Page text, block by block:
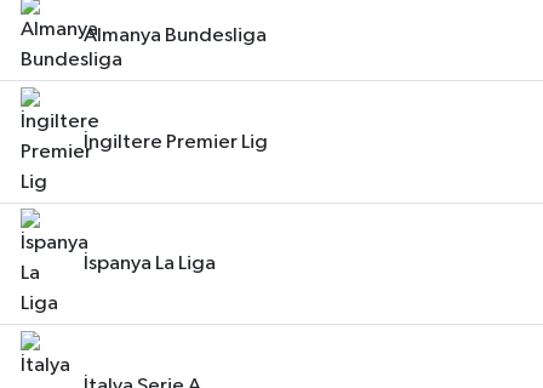
Almanya Bundesliga
İngiltere Premier Lig
İspanya La Liga